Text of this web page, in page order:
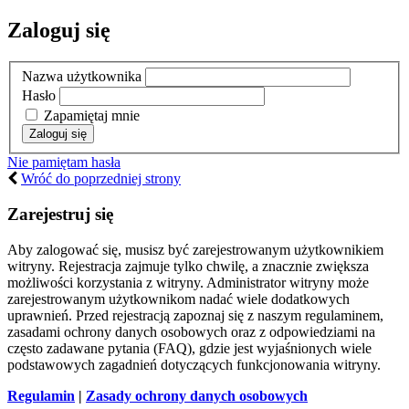
Zaloguj się
Nazwa użytkownika
Hasło
Zapamiętaj mnie
Nie pamiętam hasła
Wróć do poprzedniej strony
Zarejestruj się
Aby zalogować się, musisz być zarejestrowanym użytkownikiem
witryny. Rejestracja zajmuje tylko chwilę, a znacznie zwiększa
możliwości korzystania z witryny. Administrator witryny może
zarejestrowanym użytkownikom nadać wiele dodatkowych
uprawnień. Przed rejestracją zapoznaj się z naszym regulaminem,
zasadami ochrony danych osobowych oraz z odpowiedziami na
często zadawane pytania (FAQ), gdzie jest wyjaśnionych wiele
podstawowych zagadnień dotyczących funkcjonowania witryny.
Regulamin | Zasady ochrony danych osobowych